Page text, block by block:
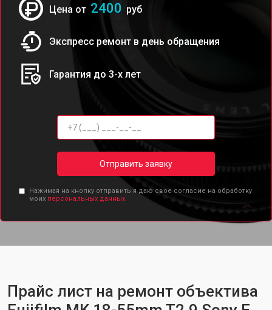
Цена от 2400 руб
Экспресс ремонт в день обращения
Гарантия до 3-х лет
Отправить заявку
Нажимая на кнопку отправить я даю свое согласие на обработку
моих персональных данных.
Прайс лист на ремонт объектива